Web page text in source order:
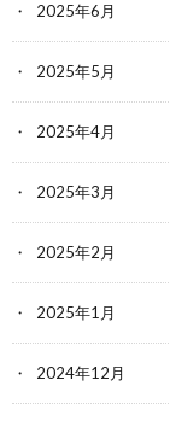
2025年6月
2025年5月
2025年4月
2025年3月
2025年2月
2025年1月
2024年12月